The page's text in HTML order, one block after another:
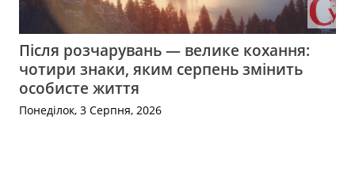
Після розчарувань — велике кохання:
чотири знаки, яким серпень змінить
особисте життя
Понеділок, 3 Серпня, 2026